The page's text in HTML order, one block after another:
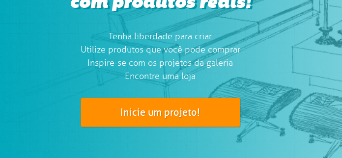
Tenha liberdade para criar
Utilize produtos que você pode comprar
Inspire-se com os projetos da galeria
Encontre uma loja
Inicie um projeto!